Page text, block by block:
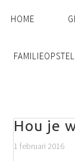
HOME
Hou je
1 februari 2016